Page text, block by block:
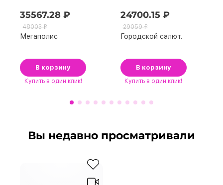
35567.28 ₽
48003 ₽
Мегаполис
В корзину
Купить в один клик!
24700.15 ₽
29059 ₽
Городской салют.
В корзину
Купить в один клик!
Вы недавно просматривали